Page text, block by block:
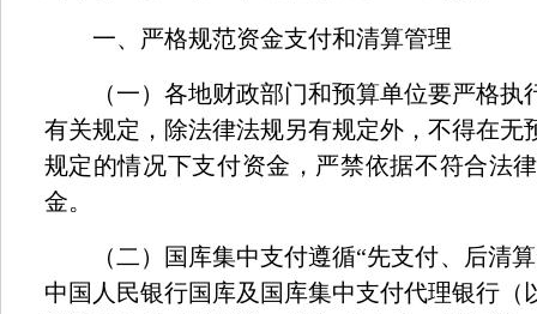
一、严格规范资金支付和清算管理
（一）各地财政部门和预算单位要严格执
有关规定，除法律法规另有规定外，不得在无
规定的情况下支付资金，严禁依据不符合法
金。
（二）国库集中支付遵循“先支付、后清算
中国人民银行国库及国库集中支付代理银行（